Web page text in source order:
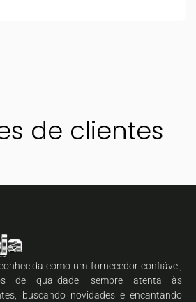
de clientes
como um fornecedor confiável,
de qualidade, sempre atenta às
buscando novidades e encantando